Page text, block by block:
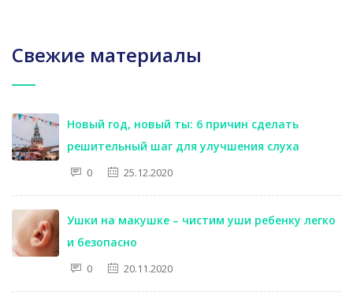
Свежие материалы
Новый год, новый ты: 6 причин сделать
решительный шаг для улучшения слуха
0 25.12.2020
Ушки на макушке – чистим уши ребенку легко
и безопасно
0 20.11.2020